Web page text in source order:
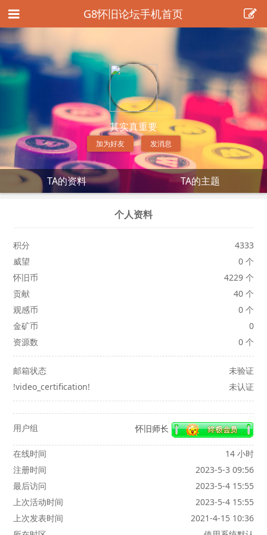
G8怀旧论坛手机首页
其实真重要
加为好友 发消息
TA的资料 TA的主题
个人资料
积分
4333
威望
0 个
怀旧币
4229 个
贡献
40 个
观感币
0 个
金矿币
0
资源数
0 个
邮箱状态
未验证
!video_certification!
未认证
用户组 怀旧师长
在线时间
14 小时
注册时间
2023-5-3 09:56
最后访问
2023-5-4 15:55
上次活动时间
2023-5-4 15:55
上次发表时间
2021-4-15 10:36